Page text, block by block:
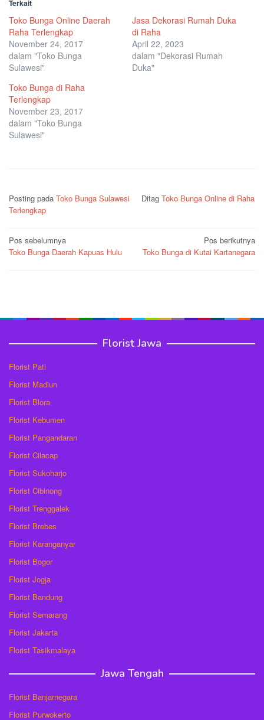
Terkait
Toko Bunga Online Daerah
Raha Terlengkap
November 24, 2017
dalam "Toko Bunga
Sulawesi"
Jasa Dekorasi Rumah Duka
di Raha
April 22, 2023
dalam "Dekorasi Rumah
Duka"
Toko Bunga di Raha
Terlengkap
November 23, 2017
dalam "Toko Bunga
Sulawesi"
Posting pada Toko Bunga Sulawesi Ditag Toko Bunga Online di Raha
Terlengkap
Navigasi
pos
Pos sebelumnya
Toko Bunga Daerah Kapuas Hulu
Pos berikutnya
Toko Bunga di Kutai Kartanegara
Florist Jawa
Florist Pati
Florist Madiun
Florist Blora
Florist Kebumen
Florist Pangandaran
Florist Cilacap
Florist Sukoharjo
Florist Cibinong
Florist Trenggalek
Florist Brebes
Florist Karanganyar
Florist Bogor
Florist Jogja
Florist Bandung
Florist Semarang
Florist Jakarta
Florist Tasikmalaya
Jawa Tengah
Florist Banjarnegara
Florist Purwokerto